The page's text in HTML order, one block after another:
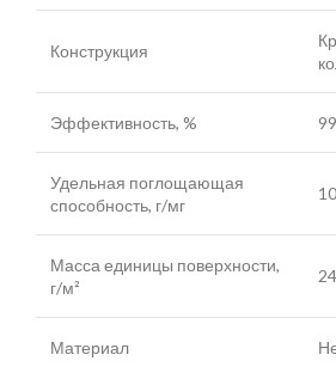
Конструкция
Эффективность, %
Удельная поглощающая
способность, г/мг
Масса единицы поверхности,
г/м²
Материал